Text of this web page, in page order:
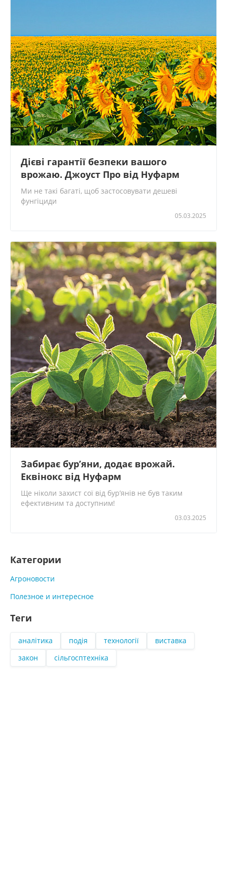
Дієві гарантії безпеки вашого
врожаю. Джоуст Про від Нуфарм
Ми не такі багаті, щоб застосовувати дешеві
фунгіциди
05.03.2025
Забирає бур’яни, додає врожай.
Еквінокс від Нуфарм
Ще ніколи захист сої від бур’янів не був таким
ефективним та доступним!
03.03.2025
Категории
Агроновости
Полезное и интересное
Теги
аналітика подія технології
виставка
закон
сільгосптехніка